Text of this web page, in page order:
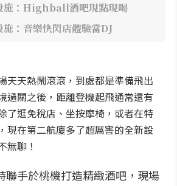
施：Highball酒吧現點現喝
：音樂快閃店體驗當DJ
天天熱鬧滾滾，到處都是準備飛出
過關之後，距離登機起飛通常還有
了逛免稅店、坐按摩椅，或者在特
現在第二航廈多了超厲害的全新設
無聊！